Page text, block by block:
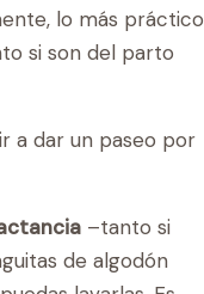
lo más práctico
si son del parto
a dar un paseo por
–tanto si
de algodón